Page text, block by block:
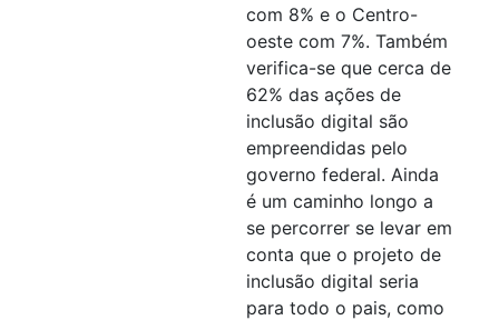
com 8% e o Centro-
oeste com 7%. Também
verifica-se que cerca de
62% das ações de
inclusão digital são
empreendidas pelo
governo federal. Ainda
é um caminho longo a
se percorrer se levar em
conta que o projeto de
inclusão digital seria
para todo o pais, como